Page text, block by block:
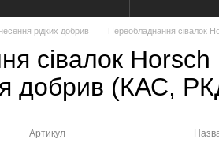
рідких добрив Переобладнання сівалок
сівалок
добрив (КАС,
Артикул